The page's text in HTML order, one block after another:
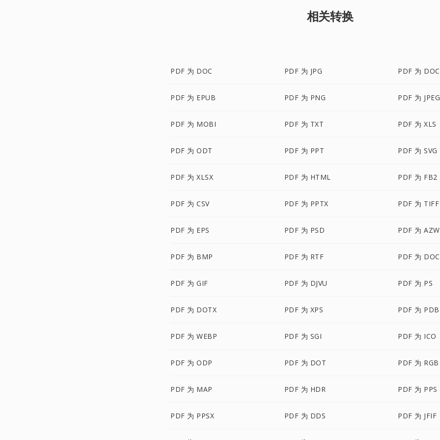
相关转换
PDF 为 DOC PDF 为 JPG PDF 为
PDF 为 EPUB PDF 为 PNG PDF 为 JPEG
PDF 为 MOBI PDF 为 TXT PDF 为 XLS
PDF 为 ODT PDF 为 PPT PDF 为 SVG
PDF 为 XLSX PDF 为 HTML PDF 为 FB2
PDF 为 CSV PDF 为 PPTX PDF 为 TIFF
PDF 为 EPS PDF 为 PSD PDF 为
PDF 为 BMP PDF 为 RTF PDF 为
PDF 为 GIF PDF 为 DJVU PDF 为 PS
PDF 为 DOTX PDF 为 XPS PDF 为 PDB
PDF 为 WEBP PDF 为 SGI PDF 为 ICO
PDF 为 ODP PDF 为 DOT PDF 为 RGB
PDF 为 MAP PDF 为 HDR PDF 为 PPS
PDF 为 PPSX PDF 为 DDS PDF 为 JFIF